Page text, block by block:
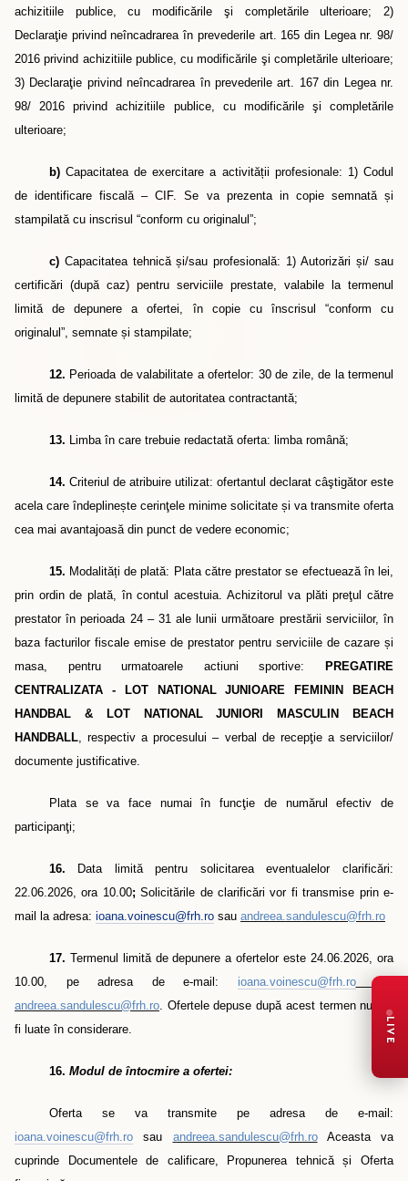
achizitiile publice, cu modificările şi completările ulterioare; 2)
Declaraţie privind neîncadrarea în prevederile art. 165 din Legea nr. 98/
2016 privind achizitiile publice, cu modificările şi completările ulterioare;
3) Declaraţie privind neîncadrarea în prevederile art. 167 din Legea nr.
98/ 2016 privind achizitiile publice, cu modificările şi completările
ulterioare;
b)Capacitatea de exercitare a activității profesionale: 1) Codul
de identificare fiscală – CIF. Se va prezenta in copie semnată și
stampilată cu inscrisul “conform cu originalul”;
c)Capacitatea tehnică și/sau profesională: 1) Autorizăriși/ sau
certificări (după caz) pentru serviciile prestate, valabile la termenul
limită de depunere a ofertei, în copie cu înscrisul “conform cu
originalul”, semnate și stampilate;
12. Perioada de valabilitate a ofertelor: 30 de zile, de la termenul
limită de depunere stabilit de autoritatea contractantă;
13. Limba în care trebuie redactată oferta: limba română;
14. Criteriul de atribuire utilizat: ofertantul declarat câştigător este
acela care îndeplinește cerinţele minime solicitate și va transmite oferta
cea mai avantajoasă din punct de vedere economic;
15. Modalități de plată: Plata către prestator se efectuează în lei,
prin ordin de plată, în contul acestuia. Achizitorul va plăti preţul către
prestator în perioada 24 – 31 ale lunii următoare prestării serviciilor, în
baza facturilor fiscale emise de prestator pentru serviciile de cazare și
masa, pentru urmatoarele actiuni sportive: PREGATIRE
CENTRALIZATA - LOT NATIONAL JUNIOARE FEMININ BEACH
HANDBAL & LOT NATIONAL JUNIORI MASCULIN BEACH
HANDBALL, respectiv a procesului – verbal de recepţie a serviciilor/
documente justificative.
Plata se va face numai în funcţie de numărul efectiv de
participanţi;
16. Data limită pentru solicitarea eventualelor clarificări:
22.06.2026, ora 10.00;Solicitările de clarificări vor fi transmise prin e-
mail la adresa: ioana.voinescu@frh.ro sau andreea.sandulescu@frh.ro
17. Termenul limită de depunere a ofertelor este 24.06.2026, ora
10.00, pe adresa de e-mail: ioana.voinescu@frh.ro
sau
andreea.sandulescu@frh.ro. Ofertele depuse după acest termen nu vor
fi luate în considerare.
16. Modul de întocmire a ofertei:
Oferta se va transmite pe adresa de e-mail:
ioana.voinescu@frh.ro sau andreea.sandulescu@frh.ro
Aceasta va
cuprinde Documentele de calificare, Propunerea tehnică și Oferta
LIVE